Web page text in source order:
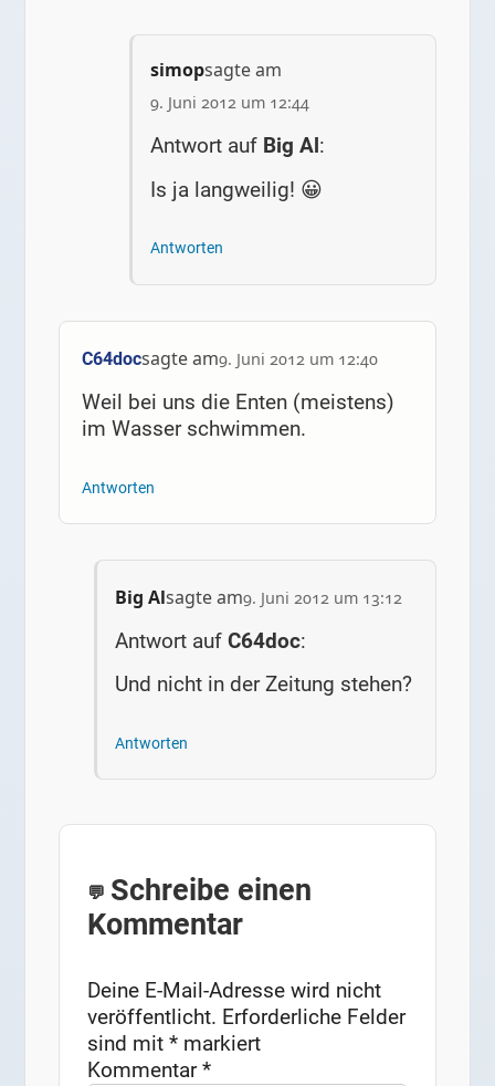
simopsagte am
9. Juni 2012 um 12:44
Antwort auf Big Al:
Is ja langweilig! 😀
Antworten
C64docsagte am9. Juni 2012 um 12:40
Weil bei uns die Enten (meistens)
im Wasser schwimmen.
Antworten
Big Alsagte am9. Juni 2012 um 13:12
Antwort aufC64doc:
Und nicht in der Zeitung stehen?
Antworten
Schreibe einen
Kommentar
Deine E-Mail-Adresse wird nicht
veröffentlicht. Erforderliche Felder
sind mit* markiert
Kommentar*